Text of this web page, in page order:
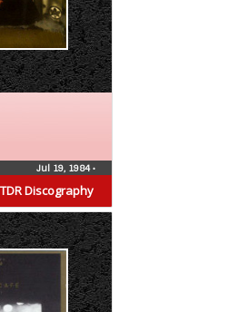
TDR Discography
Jul 19, 1984•